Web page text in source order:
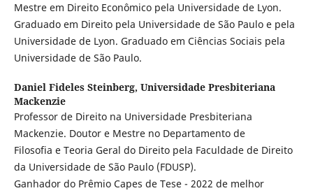
Mestre em Direito Econômico pela Universidade de Lyon.
Graduado em Direito pela Universidade de São Paulo e pela
Universidade de Lyon. Graduado em Ciências Sociais pela
Universidade de São Paulo.
Daniel Fideles Steinberg, Universidade Presbiteriana
Mackenzie
Professor de Direito na Universidade Presbiteriana
Mackenzie. Doutor e Mestre no Departamento de
Filosofia e Teoria Geral do Direito pela Faculdade de Direito
da Universidade de São Paulo (FDUSP).
Ganhador do Prêmio Capes de Tese - 2022 de melhor